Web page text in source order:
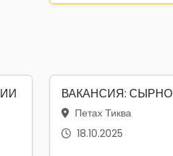
ВАКАНСИЯ:
Петах Тиква
18.10.2025